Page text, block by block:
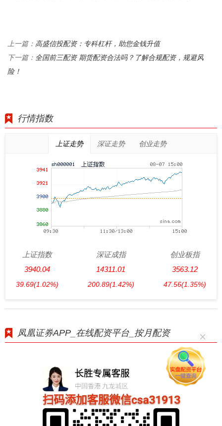
上一篇： 高盛信投配资：专科杠杆，助您金钱升值
下一篇： 全国前三配资 期货配资合法吗？了解合规配资，规避风
险！
行情指数
上证走势 深证走势 创业走势
上证指数
3940.04
39.69(1.02%)
深证成指
14311.01
200.89(1.42%)
创业板指
3563.12
47.56(1.35%)
凤凰证券APP_在线配资平台_按月配资